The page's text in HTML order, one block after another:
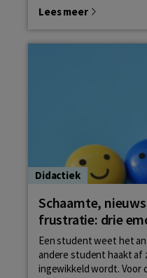
Lees meer
Didactiek
Schaamte,
frustratie: drie
Een student weet het
andere student haakt af
ingewikkeld wordt. Voor